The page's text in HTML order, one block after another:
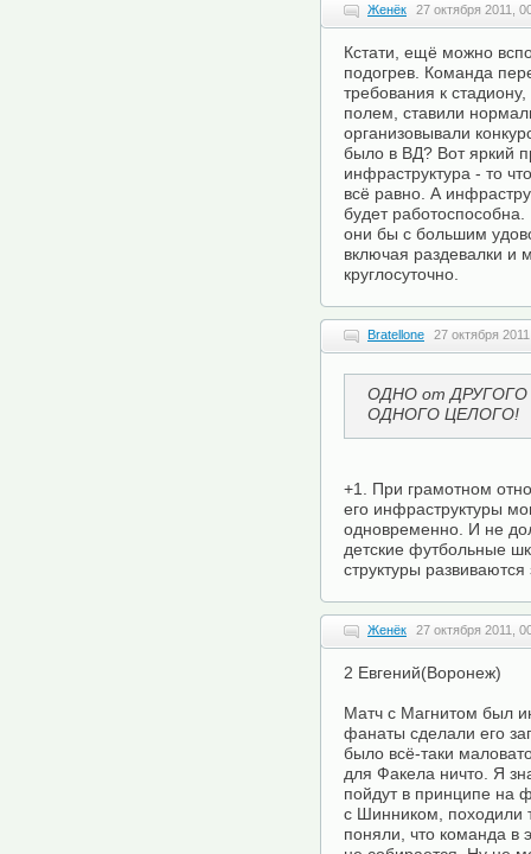
Женёк 27 октября 2011,
Кстати, ещё можно
подогрев. Команда
требования к
полем, ставили
организовывали
было в ВД? Вот яркий
инфраструктура - то
всё равно. А
будет
они бы с большим
включая раздевалки и
круглосуточно.
Bratellone 27 октября
ОДНО от
ОДНОГО ЦЕЛОГО!
+1. При грамотном
его инфраструктуры
одновременно. И не
детские футбольные
структуры
Женёк 27 октября 2011,
2 Евгений(Воронеж)
Матч с Магнитом был
фанаты сделали его
было всё-таки
для Факела ничто. Я
пойдут в принципе на
с Шинником, походили
поняли, что команда в